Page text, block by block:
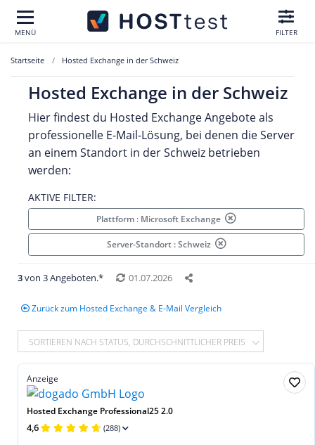
MENÜ FILTER
Startseite Hosted Exchange in der Schweiz
Hosted Exchange in der Schweiz
Hier findest du Hosted Exchange Angebote als
professionelle E-Mail-Lösung, bei denen die Server
an einem Standort in der Schweiz betrieben
werden:
AKTIVE FILTER:
Plattform : Microsoft Exchange
Server-Standort : Schweiz
3von 3 Angeboten.* 01.07.2026
Zurück zum Hosted Exchange & E-Mail Vergleich
SORTIEREN NACH STATUS, DURCHSCHNITTLICHER PREIS
Anzeige
Hosted Exchange Professional25 2.0
4,6 (288)